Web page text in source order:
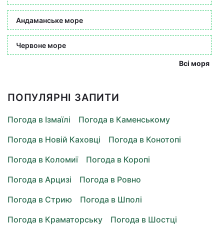
Андаманське море
Червоне море
Всі моря
ПОПУЛЯРНІ ЗАПИТИ
Погода в Ізмаїлі
Погода в Каменському
Погода в Новій Каховці
Погода в Конотопі
Погода в Коломиї
Погода в Коропі
Погода в Арцизі
Погода в Ровно
Погода в Стрию
Погода в Шполі
Погода в Краматорську
Погода в Шостці